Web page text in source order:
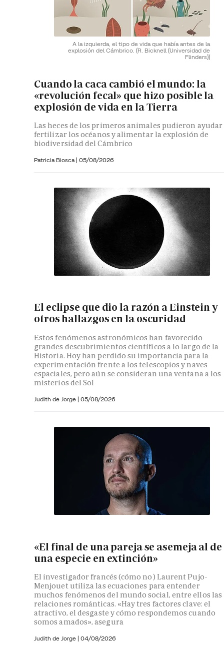
A la izquierda, el tipo de vida que había antes de la
explosión del Cámbrico. (R. Bicknell (Universidad de
Flinders))
Cuando la caca cambió el mundo: la
«revolución fecal» que hizo posible la
explosión de vida en la Tierra
Las heces de los primeros animales pudieron ayudar
fertilizar los océanos y alimentar la explosión de
biodiversidad del Cámbrico
Patricia Biosca | 05/08/2026
El eclipse que dio la razón a Einstein y
otros hallazgos en la oscuridad
Estos fenómenos astronómicos han favorecido
grandes descubrimientos científicos a lo largo de la
Historia. Hoy han perdido su importancia para la
experimentación frente a los telescopios y naves
espaciales, pero aún se consideran una ventana a los
misterios del Sol
Judith de Jorge | 05/08/2026
«El final de una pareja se asemeja al de
una especie en extinción»
El investigador francés (cómo no) Laurent Pujo-
Menjouet utiliza las ecuaciones para entender
muchos fenómenos del mundo social, entre ellos las
relaciones románticas. «Hay tres factores clave: el
atractivo, el desgaste y cómo respondemos cuando
somos amados», asegura
Judith de Jorge | 04/08/2026